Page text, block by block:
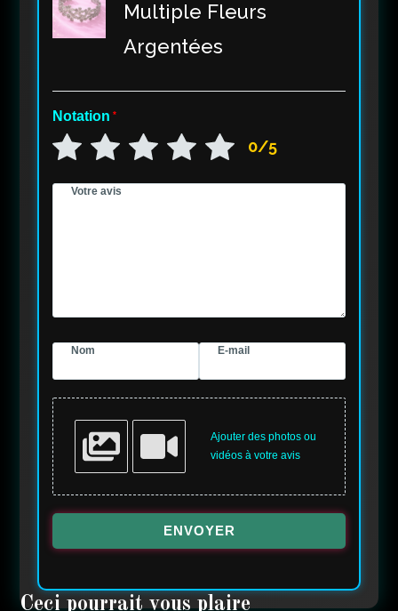
Multiple Fleurs
Argentées
Notation *
0/5
Votre avis
Nom E-mail
Ajouter des photos ou
vidéos à votre avis
ENVOYER